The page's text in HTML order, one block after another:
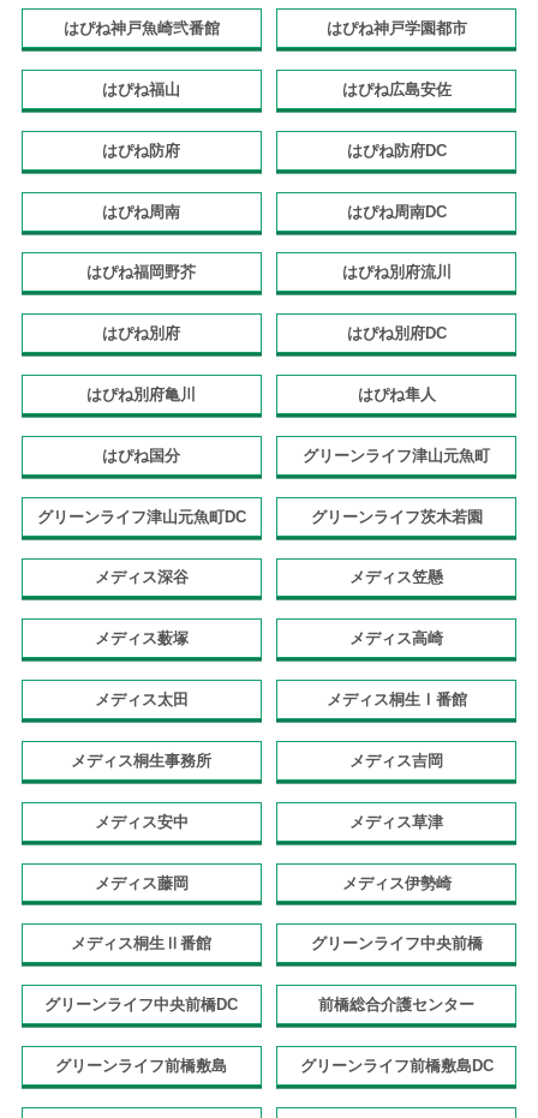
はぴね神戸魚崎弐番館 はぴね神戸学園都市
はぴね福山 はぴね広島安佐
はぴね防府 はぴね防府DC
はぴね周南 はぴね周南DC
はぴね福岡野芥 はぴね別府流川
はぴね別府 はぴね別府DC
はぴね別府亀川 はぴね隼人
はぴね国分 グリーンライフ津山元魚町
グリーンライフ津山元魚町DC グリーンライフ茨木若園
メディス深谷 メディス笠懸
メディス薮塚 メディス高崎
メディス太田 メディス桐生Ⅰ番館
メディス桐生事務所 メディス吉岡
メディス安中 メディス草津
メディス藤岡 メディス伊勢崎
メディス桐生Ⅱ番館 グリーンライフ中央前橋
グリーンライフ中央前橋DC 前橋総合介護センター
グリーンライフ前橋敷島 グリーンライフ前橋敷島DC